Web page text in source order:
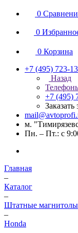
0
0
0 Корзина
+7 (495) 723-
Назад
+7 (495)
Заказать
м.
Пн. – Пт.: с
Главная
–
Каталог
–
Штатные магнитолы
–
Honda